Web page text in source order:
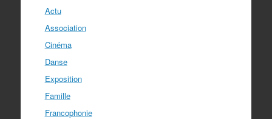
Actu
Association
Cinéma
Danse
Exposition
Famille
Francophonie